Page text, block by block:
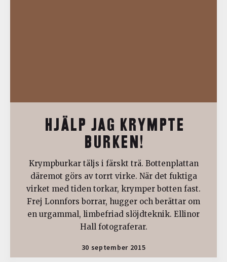
HJÄLP JAG KRYMPTE
BURKEN!
Krympburkar täljs i färskt trä. Bottenplattan
däremot görs av torrt virke. När det fuktiga
virket med tiden torkar, krymper botten fast.
Frej Lonnfors borrar, hugger och berättar om
en urgammal, limbefriad slöjdteknik. Ellinor
Hall fotograferar.
30 september 2015